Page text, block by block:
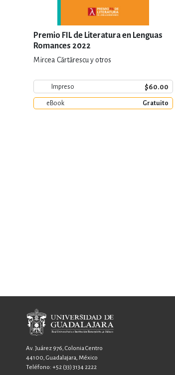
Premio FIL de Literatura en Lenguas
Romances 2022
Mircea Cărtărescu y otros
Impreso $60.00
eBook Gratuito
Av. Juárez 976, Colonia Centro
44100, Guadalajara, México
Teléfono: +52 (33) 3134 2222